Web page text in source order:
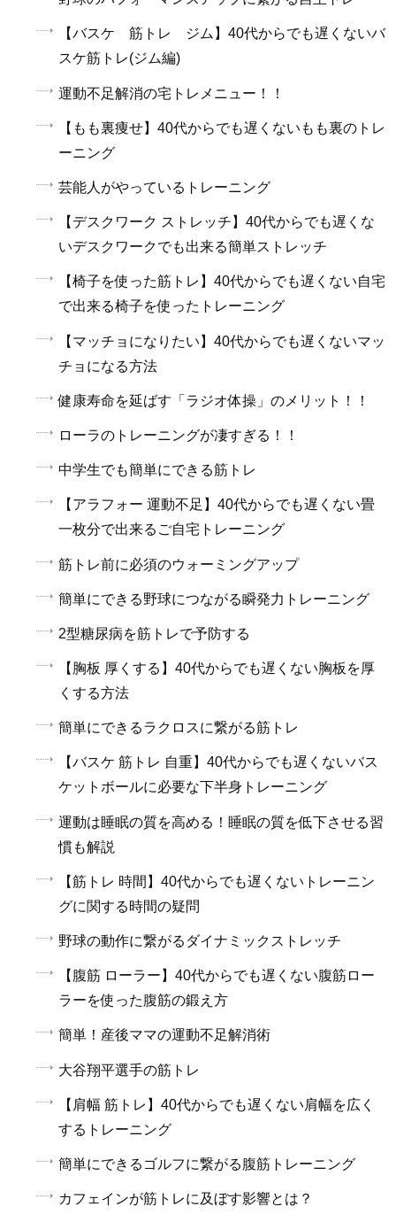
【バスケ 筋トレ ジム】40代からでも遅くないバ
スケ筋トレ(ジム編)
運動不足解消の宅トレメニュー！！
【もも裏痩せ】40代からでも遅くないもも裏のトレ
ーニング
芸能人がやっているトレーニング
【デスクワーク ストレッチ】40代からでも遅くな
いデスクワークでも出来る簡単ストレッチ
【椅子を使った筋トレ】40代からでも遅くない自宅
で出来る椅子を使ったトレーニング
【マッチョになりたい】40代からでも遅くないマッ
チョになる方法
健康寿命を延ばす「ラジオ体操」のメリット！！
ローラのトレーニングが凄すぎる！！
中学生でも簡単にできる筋トレ
【アラフォー 運動不足】40代からでも遅くない畳
一枚分で出来るご自宅トレーニング
筋トレ前に必須のウォーミングアップ
簡単にできる野球につながる瞬発力トレーニング
2型糖尿病を筋トレで予防する
【胸板 厚くする】40代からでも遅くない胸板を厚
くする方法
簡単にできるラクロスに繋がる筋トレ
【バスケ 筋トレ 自重】40代からでも遅くないバス
ケットボールに必要な下半身トレーニング
運動は睡眠の質を高める！睡眠の質を低下させる習
慣も解説
【筋トレ 時間】40代からでも遅くないトレーニン
グに関する時間の疑問
野球の動作に繋がるダイナミックストレッチ
【腹筋 ローラー】40代からでも遅くない腹筋ロー
ラーを使った腹筋の鍛え方
簡単！産後ママの運動不足解消術
大谷翔平選手の筋トレ
【肩幅 筋トレ】40代からでも遅くない肩幅を広く
するトレーニング
簡単にできるゴルフに繋がる腹筋トレーニング
カフェインが筋トレに及ぼす影響とは？